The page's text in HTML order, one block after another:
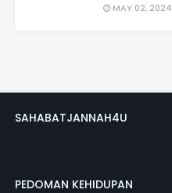
MAY 02, 2024
SAHABATJANNAH4U
PEDOMAN KEHIDUPAN